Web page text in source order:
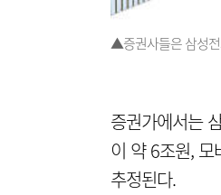
▲증권사들은 삼성전
증권가에서는
이 약 6조원,
추정된다.